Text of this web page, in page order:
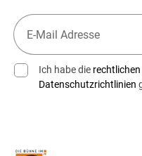
Ich habe die
Datenschutzrichtlinien